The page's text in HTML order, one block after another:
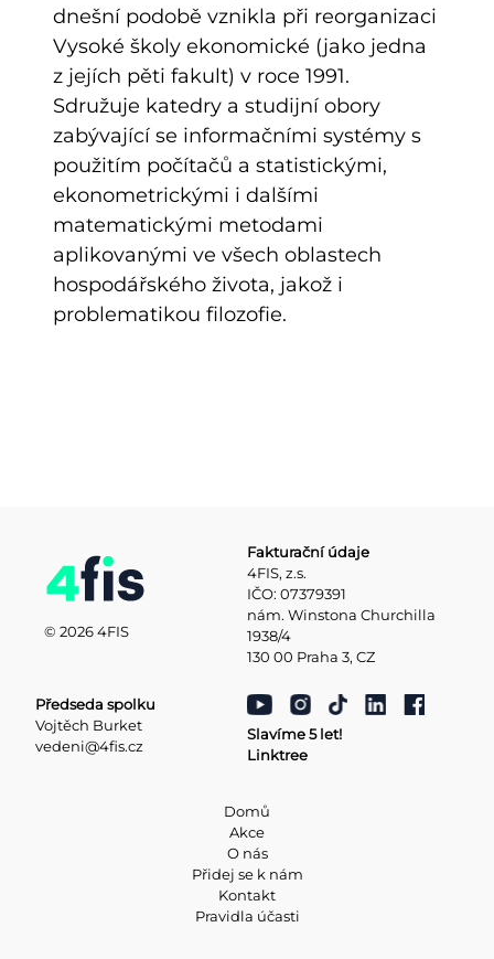
dnešní podobě vznikla při reorganizaci
Vysoké školy ekonomické (jako jedna
z jejích pěti fakult) v roce 1991.
Sdružuje katedry a studijní obory
zabývající se informačními systémy s
použitím počítačů a statistickými,
ekonometrickými i dalšími
matematickými metodami
aplikovanými ve všech oblastech
hospodářského života, jakož i
problematikou filozofie.
© 2026 4FIS
Fakturační údaje
4FIS, z.s.
IČO: 07379391
nám. Winstona Churchilla
1938/4
130 00 Praha 3, CZ
Předseda spolku
Vojtěch Burket
vedeni@4fis.cz
Slavíme 5 let!
Linktree
Domů
Akce
O nás
Přidej se k nám
Kontakt
Pravidla účasti